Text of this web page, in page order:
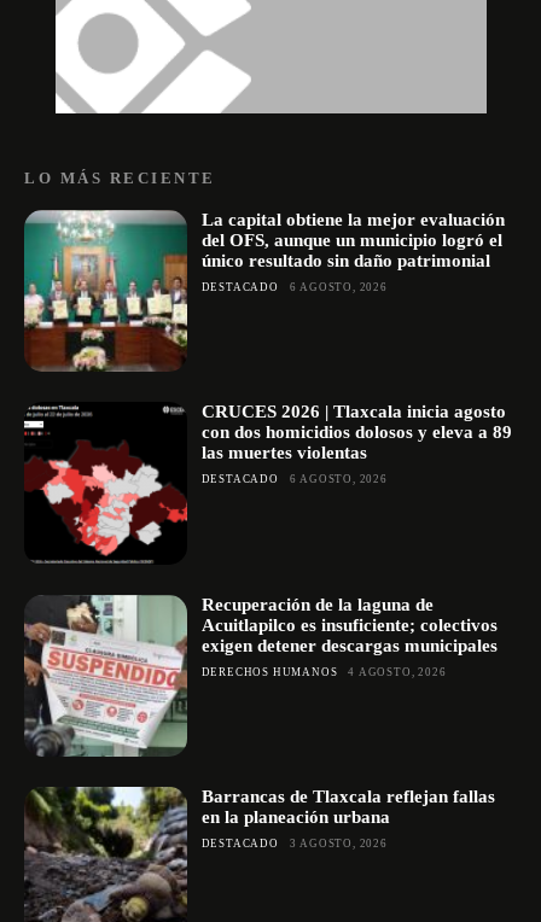
LO MÁS RECIENTE
La capital obtiene la mejor evaluación
del OFS, aunque un municipio logró el
único resultado sin daño patrimonial
DESTACADO 6 AGOSTO, 2026
CRUCES 2026 | Tlaxcala inicia agosto
con dos homicidios dolosos y eleva a 89
las muertes violentas
DESTACADO 6 AGOSTO, 2026
Recuperación de la laguna de
Acuitlapilco es insuficiente; colectivos
exigen detener descargas municipales
DERECHOS HUMANOS 4 AGOSTO, 2026
Barrancas de Tlaxcala reflejan fallas
en la planeación urbana
DESTACADO 3 AGOSTO, 2026